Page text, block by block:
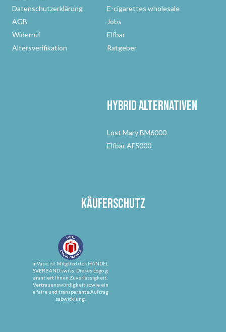
Datenschutzerklärung
AGB
Widerruf
Altersverifikation
E-cigarettes wholesale
Jobs
Elfbar
Ratgeber
Hybrid Alternativen
Lost Mary BM6000
Elfbar AF5000
Käuferschutz
InVape ist Mitglied des HANDEL
SVERBAND.swiss. Dieses Logo g
arantiert Ihnen Zuverlässigkeit,
Vertrauenswürdigkeit sowie ein
e faire und transparente Auftrag
sabwicklung.